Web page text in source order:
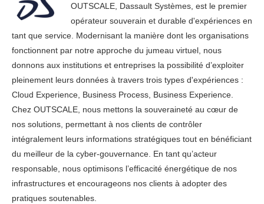
OUTSCALE, Dassault Systèmes, est le premier
opérateur souverain et durable d'expériences en
tant que service. Modernisant la manière dont les organisations
fonctionnent par notre approche du jumeau virtuel, nous
donnons aux institutions et entreprises la possibilité d’exploiter
pleinement leurs données à travers trois types d'expériences :
Cloud Experience, Business Process, Business Experience.
Chez OUTSCALE, nous mettons la souveraineté au cœur de
nos solutions, permettant à nos clients de contrôler
intégralement leurs informations stratégiques tout en bénéficiant
du meilleur de la cyber-gouvernance. En tant qu’acteur
responsable, nous optimisons l’efficacité énergétique de nos
infrastructures et encourageons nos clients à adopter des
pratiques soutenables.